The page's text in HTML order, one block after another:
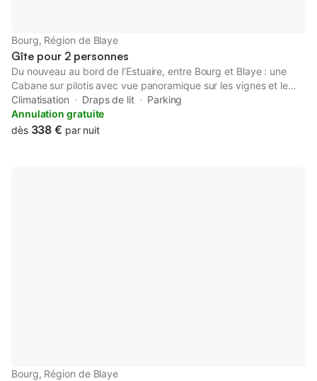
Bourg, Région de Blaye
Gîte pour 2 personnes
Du nouveau au bord de l’Estuaire, entre Bourg et Blaye : une
Cabane sur pilotis avec vue panoramique sur les vignes et le
fleuve vous accueillera pour un moment d’évasion et de détente
avec SPA Climatisation Terrasse panoramique Petit-déjeuner
"maison"
Climatisation Draps de lit
Parking
Annulation gratuite
dès 338 € par nuit
Bourg, Région de Blaye